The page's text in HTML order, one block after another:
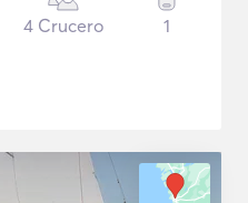
4 Crucero 1